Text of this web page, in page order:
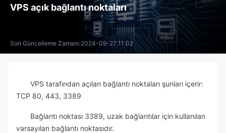
VPS açık bağlantı noktaları
Son Güncelleme Zamanı:2024-09-27 11:02
VPS tarafından açılan bağlantı noktaları şunları içerir:
TCP 80, 443, 3389
Bağlantı noktası 3389, uzak bağlantılar için kullanılan
varsayılan bağlantı noktasıdır.